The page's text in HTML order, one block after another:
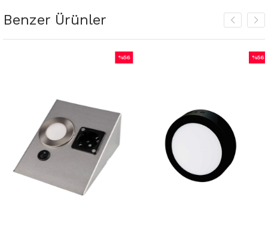
Benzer Ürünler
%56
%56